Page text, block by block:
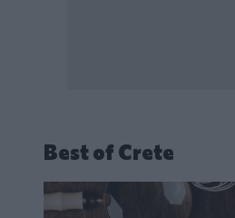
Best of Crete